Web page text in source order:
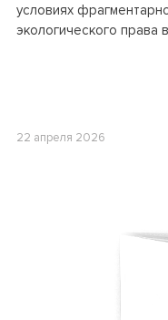
условиях
экологического права
22 апреля 2026